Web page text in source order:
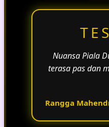
Nuansa Piala
terasa pas dan
Rangga